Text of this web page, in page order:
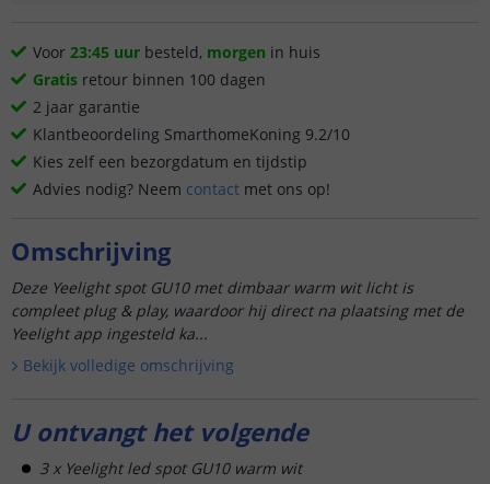
Voor 23:45 uur besteld, morgen in huis
Gratis retour binnen 100 dagen
2 jaar garantie
Klantbeoordeling SmarthomeKoning 9.2/10
Kies zelf een bezorgdatum en tijdstip
Advies nodig? Neem contact met ons op!
Omschrijving
Deze Yeelight spot GU10 met dimbaar warm wit licht is
compleet plug & play, waardoor hij direct na plaatsing met de
Yeelight app ingesteld ka...
Bekijk volledige omschrijving
U ontvangt het volgende
3 x Yeelight led spot GU10 warm wit